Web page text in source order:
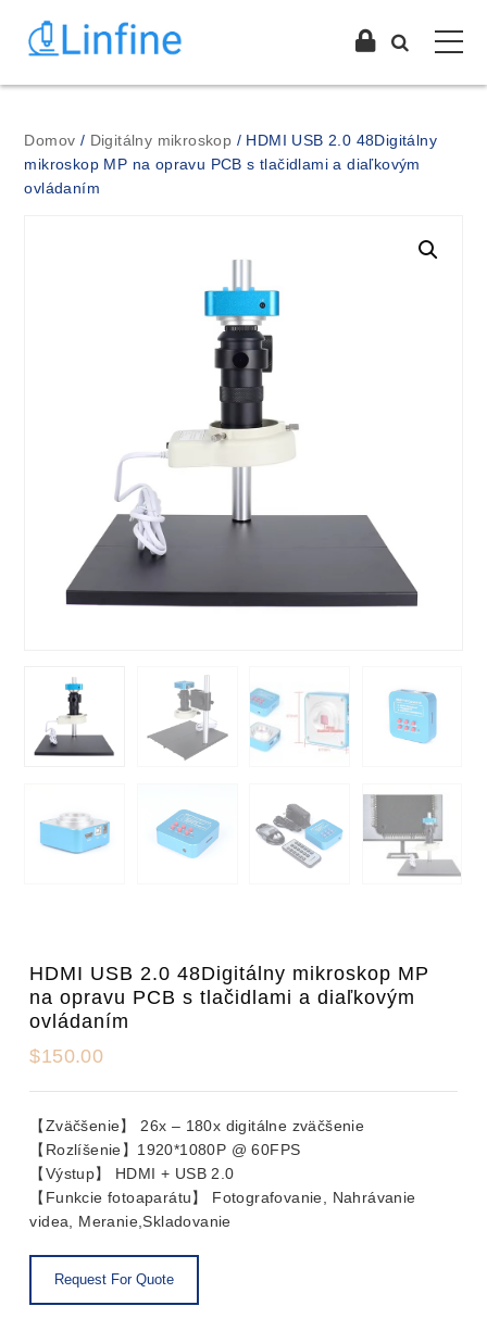
Domov / Digitálny mikroskop / HDMI USB 2.0 48Digitálny
mikroskop MP na opravu PCB s tlačidlami a diaľkovým
ovládaním
HDMI USB 2.0 48Digitálny mikroskop MP
na opravu PCB s tlačidlami a diaľkovým
ovládaním
$150.00
【Zväčšenie】 26x – 180x digitálne zväčšenie
【Rozlíšenie】1920*1080P @ 60FPS
【Výstup】 HDMI + USB 2.0
【Funkcie fotoaparátu】 Fotografovanie, Nahrávanie
videa, Meranie,Skladovanie